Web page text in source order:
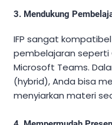
3. Mendukung
IFP sangat
pembelajaran seperti
Microsoft Teams.
(hybrid), Anda bisa
menyiarkan materi